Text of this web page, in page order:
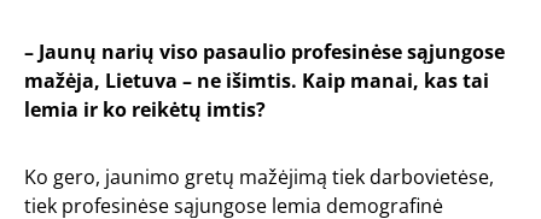
– Jaunų narių viso pasaulio profesinėse sąjungose
mažėja, Lietuva – ne išimtis. Kaip manai, kas tai
lemia ir ko reikėtų imtis?
Ko gero, jaunimo gretų mažėjimą tiek darbovietėse,
tiek profesinėse sąjungose lemia demografinė